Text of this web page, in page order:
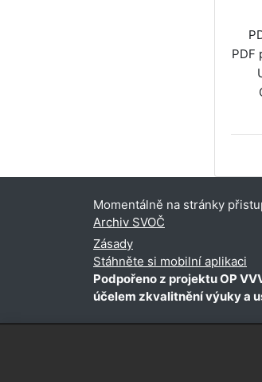
PDF
Momentálně na stránky
Archiv SVOČ
Zásady
Stáhněte si mobilní aplikaci
Podpořeno z projektu OP
účelem zkvalitnění výuky a